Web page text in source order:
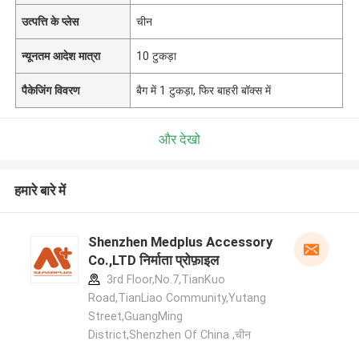
उत्पत्ति के प्लेस चीन
न्यूनतम आदेश मात्रा 10 टुकड़ा
पैकेजिंग विवरण बैग में 1 टुकड़ा, फिर बाहरी बॉक्स में
और देखो
हमारे बारे में
Shenzhen Medplus Accessory
Co.,LTD निर्माता प्रोफ़ाइल
3rd Floor,No.7,TianKuo
Road,TianLiao Community,Yutang
Street,GuangMing
District,Shenzhen Of China ,चीन